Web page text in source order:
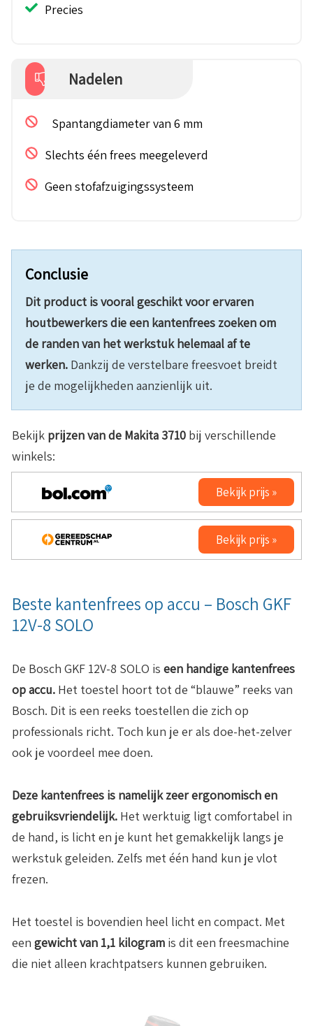
Precies
Nadelen
Spantangdiameter van 6 mm
Slechts één frees meegeleverd
Geen stofafzuigingssysteem
Conclusie
Dit product is vooral geschikt voor ervaren
houtbewerkers die een kantenfrees zoeken om
de randen van het werkstuk helemaal af te
werken. Dankzij de verstelbare freesvoet breidt
je de mogelijkheden aanzienlijk uit.
Bekijk prijzen van de Makita 3710 bij verschillende
winkels:
Bekijk prijs »
Bekijk prijs »
Beste kantenfrees op accu – Bosch GKF
12V-8 SOLO
De Bosch GKF 12V-8 SOLO is een handige kantenfrees
op accu. Het toestel hoort tot de “blauwe” reeks van
Bosch. Dit is een reeks toestellen die zich op
professionals richt. Toch kun je er als doe-het-zelver
ook je voordeel mee doen.
Deze kantenfrees is namelijk zeer ergonomisch en
gebruiksvriendelijk. Het werktuig ligt comfortabel in
de hand, is licht en je kunt het gemakkelijk langs je
werkstuk geleiden. Zelfs met één hand kun je vlot
frezen.
Het toestel is bovendien heel licht en compact. Met
een gewicht van 1,1 kilogram is dit een freesmachine
die niet alleen krachtpatsers kunnen gebruiken.